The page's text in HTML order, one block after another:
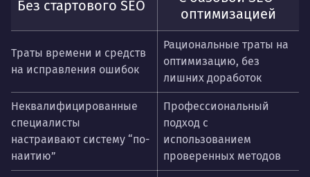
Без стартового SEO
оптимизацией
Траты времени и средств
на исправления ошибок
Рациональные траты на
оптимизацию, без
лишних доработок
Неквалифицированные
специалисты
настраивают систему “по-
наитию”
Профессиональный
подход с
использованием
проверенных методов